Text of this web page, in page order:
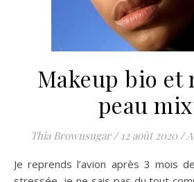
Makeup bio et
peau
Thia Brownsugar / 12 août 2020 /
Je reprends l’avion après 3 mois de quarantaine. Je suis